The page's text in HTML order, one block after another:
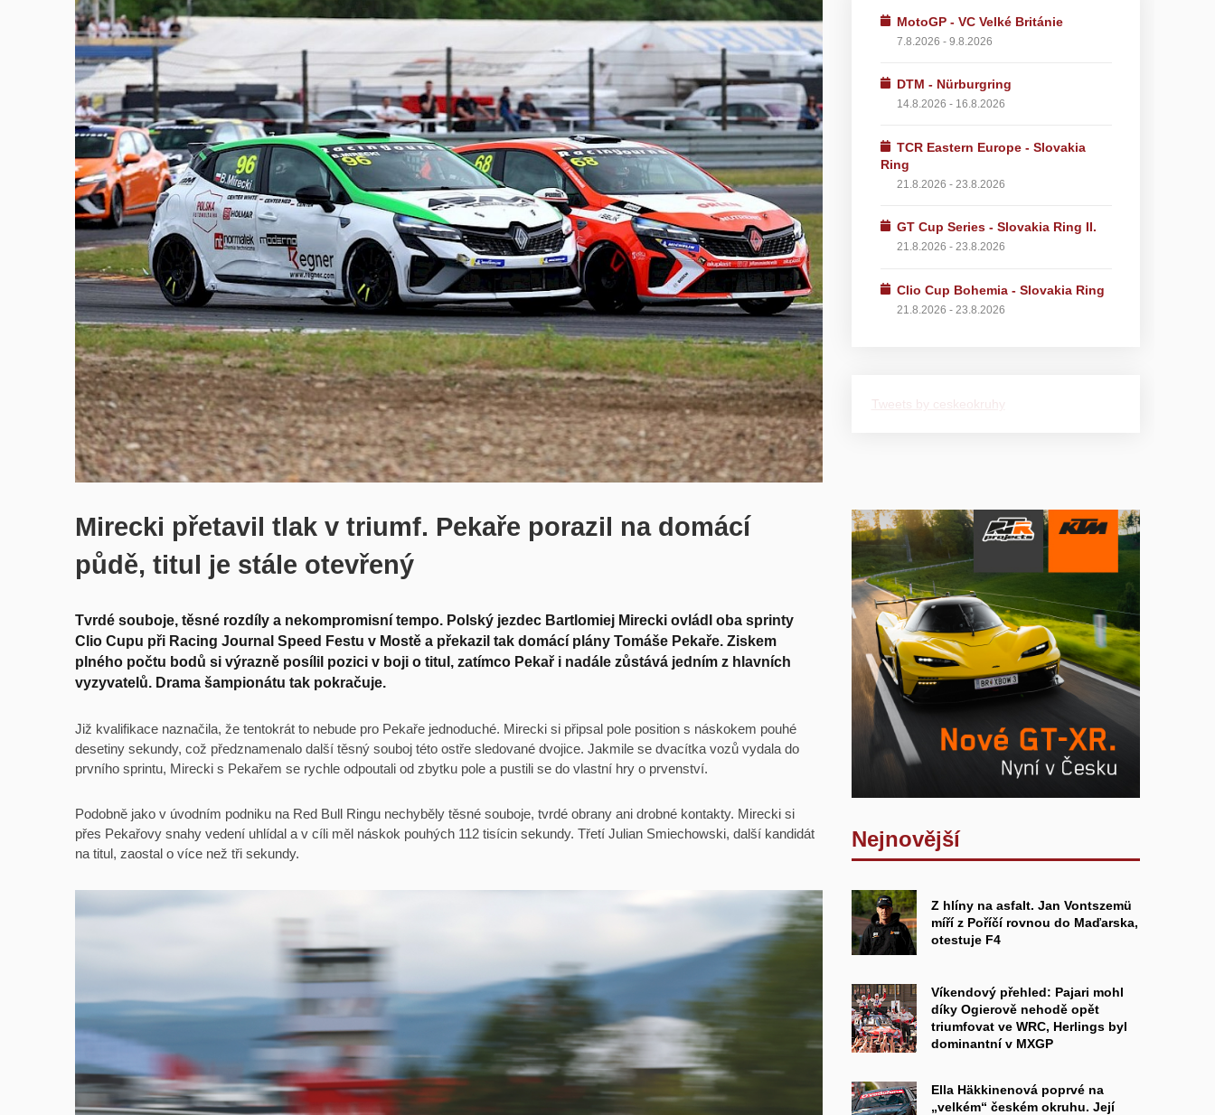
Mirecki přetavil tlak v triumf. Pekaře porazil na domácí
půdě, titul je stále otevřený
Tvrdé souboje, těsné rozdíly a nekompromisní tempo. Polský jezdec Bartlomiej Mirecki ovládl oba sprinty
Clio Cupu při Racing Journal Speed Festu v Mostě a překazil tak domácí plány Tomáše Pekaře. Ziskem
plného počtu bodů si výrazně posílil pozici v boji o titul, zatímco Pekař i nadále zůstává jedním z hlavních
vyzyvatelů. Drama šampionátu tak pokračuje.
Již kvalifikace naznačila, že tentokrát to nebude pro Pekaře jednoduché. Mirecki si připsal pole position s náskokem pouhé
desetiny sekundy, což předznamenalo další těsný souboj této ostře sledované dvojice. Jakmile se dvacítka vozů vydala do
prvního sprintu, Mirecki s Pekařem se rychle odpoutali od zbytku pole a pustili se do vlastní hry o prvenství.
Podobně jako v úvodním podniku na Red Bull Ringu nechyběly těsné souboje, tvrdé obrany ani drobné kontakty. Mirecki si
přes Pekařovy snahy vedení uhlídal a v cíli měl náskok pouhých 112 tisícin sekundy. Třetí Julian Smiechowski, další kandidát
na titul, zaostal o více než tři sekundy.
MotoGP - VC Velké Británie
7.8.2026 - 9.8.2026
DTM - Nürburgring
14.8.2026 - 16.8.2026
TCR Eastern Europe - Slovakia
Ring
21.8.2026 - 23.8.2026
GT Cup Series - Slovakia Ring II.
21.8.2026 - 23.8.2026
Clio Cup Bohemia - Slovakia Ring
21.8.2026 - 23.8.2026
Tweets by ceskeokruhy
Nejnovější
Z hlíny na asfalt. Jan Vontszemü
míří z Poříčí rovnou do Maďarska,
otestuje F4
Víkendový přehled: Pajari mohl
díky Ogierově nehodě opět
triumfovat ve WRC, Herlings byl
dominantní v MXGP
Ella Häkkinenová poprvé na
„velkém“ českém okruhu. Její